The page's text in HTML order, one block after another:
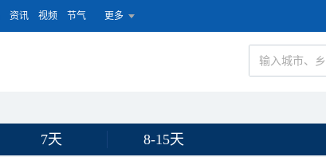
资讯 视频 节气 更多
7天 8-15天